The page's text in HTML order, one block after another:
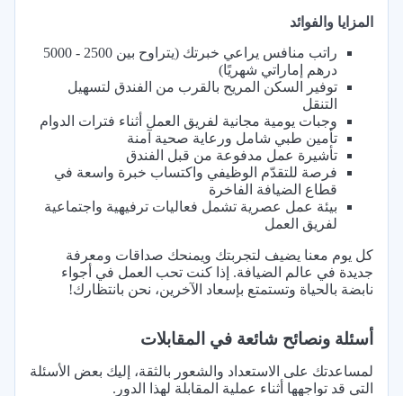
المزايا والفوائد
راتب منافس يراعي خبرتك (يتراوح بين 2500 - 5000
درهم إماراتي شهريًا)
توفير السكن المريح بالقرب من الفندق لتسهيل
التنقل
وجبات يومية مجانية لفريق العمل أثناء فترات الدوام
تأمين طبي شامل ورعاية صحية آمنة
تأشيرة عمل مدفوعة من قبل الفندق
فرصة للتقدّم الوظيفي واكتساب خبرة واسعة في
قطاع الضيافة الفاخرة
بيئة عمل عصرية تشمل فعاليات ترفيهية واجتماعية
لفريق العمل
كل يوم معنا يضيف لتجربتك ويمنحك صداقات ومعرفة
جديدة في عالم الضيافة. إذا كنت تحب العمل في أجواء
نابضة بالحياة وتستمتع بإسعاد الآخرين، نحن بانتظارك!
أسئلة ونصائح شائعة في المقابلات
لمساعدتك على الاستعداد والشعور بالثقة، إليك بعض الأسئلة
التي قد تواجهها أثناء عملية المقابلة لهذا الدور.